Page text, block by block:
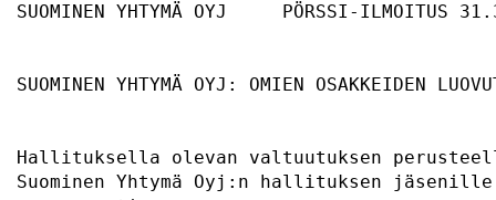
SUOMINEN YHTYMÄ OYJ
SUOMINEN YHTYMÄ OYJ:
Hallituksella olevan valtuutuksen
Suominen Yhtymä Oyj:n hallituksen